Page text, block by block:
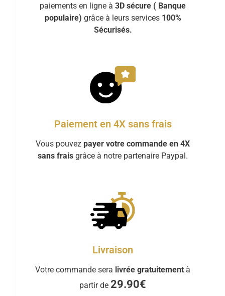
paiements en ligne à 3D sécure ( Banque
populaire) grâce à leurs services 100%
Sécurisés.
Paiement en 4X sans frais
Vous pouvez payer votre commande en 4X
sans frais grâce à notre partenaire Paypal.
Livraison
Votre commande sera livrée gratuitement à
partir de 29.90€